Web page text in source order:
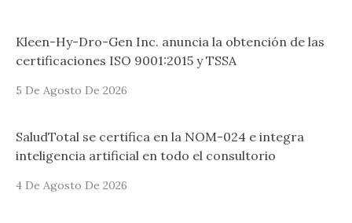
Kleen-Hy-Dro-Gen Inc. anuncia la obtención de las
certificaciones ISO 9001:2015 y TSSA
5 De Agosto De 2026
SaludTotal se certifica en la NOM-024 e integra
inteligencia artificial en todo el consultorio
4 De Agosto De 2026